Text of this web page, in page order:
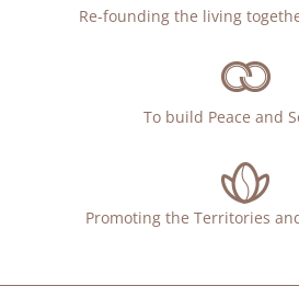
Re-founding the living
To build Peace and
Promoting the Territories